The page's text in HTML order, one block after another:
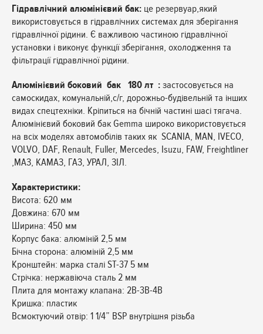
Гідравлічний алюмінієвий бак: це резервуар,який
використовується в гідравлічних системах для зберігання
гідравлічної рідини. Є важливою частиною гідравлічної
установки і виконує функції зберігання, охолодження та
фільтрації гідравлічної рідини.
Алюмінієвий боковий бак 180 лт : застосовується на
самоскидах, комунальній,с/г, дорожньо-будівельній та інших
видах спецтехніки. Кріпиться на бічній частині шасі тягача.
Алюмінієвий боковий бак Gemma широко використовується
на всіх моделях автомобілів таких як SCANIA, MAN, IVECO,
VOLVO, DAF, Renault, Fuller, Mercedes, Isuzu, FAW, Freightliner
,МАЗ, КАМАЗ, ГАЗ, УРАЛ, ЗІЛ.
Характеристики:
Висота: 620 мм
Довжина: 670 мм
Ширина: 450 мм
Корпус бака: алюміній 2,5 мм
Бічна сторона: алюміній 2,5 мм
Кронштейн: марка сталі ST-37 5 мм
Стрічка: нержавіюча сталь 2 мм
Плита для монтажу клапана: 2В-3В-4В
Кришка: пластик
Всмоктуючий отвір: 1 1/4” BSP внутрішня різьба